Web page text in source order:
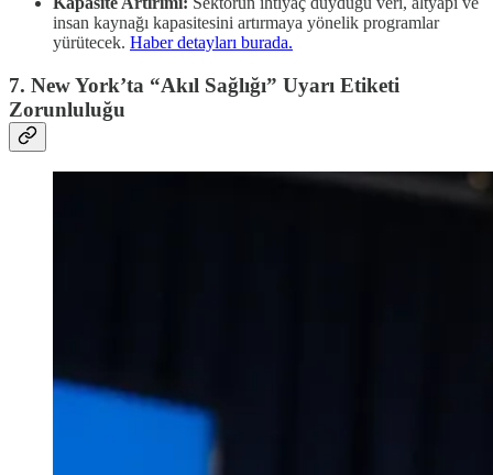
insan kaynağı kapasitesini artırmaya yönelik programlar
yürütecek. Haber detayları burada.
7. New York’ta “Akıl Sağlığı” Uyarı Etiketi
Zorunluluğu